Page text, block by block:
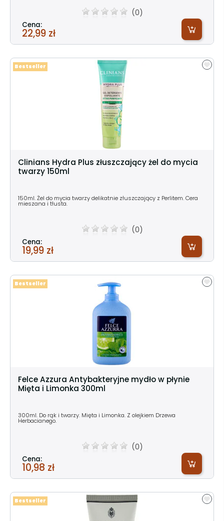
(0)
Cena:
22,99 zł
Clinians Hydra Plus złuszczający żel do mycia
twarzy 150ml
150ml. Żel do mycia twarzy delikatnie złuszczający z Perlitem. Cera
mieszana i tłusta.
(0)
Cena:
19,99 zł
Bestseller
Felce Azzura Antybakteryjne mydło w płynie
Mięta i Limonka 300ml
300ml. Do rąk i twarzy. Mięta i Limonka. Z olejkiem Drzewa
Herbacianego.
(0)
Cena:
10,98 zł
Bestseller
Bestseller